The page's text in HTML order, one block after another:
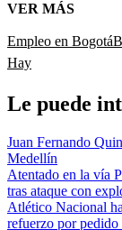
VER MÁS
Empleo en Bogotá
Hay
Le puede
Juan Fernando
Medellín
Atentado en la vía
tras ataque con
Atlético Nacional
refuerzo por